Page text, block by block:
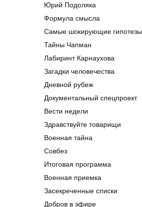
Юрий Подоляка
Формула смысла
Самые шокирующие гипотезы
Тайны Чапман
Лабиринт Карнаухова
Загадки человечества
Дневной рубеж
Документальный спецпроект
Вести недели
Здравствуйте товарищи
Военная тайна
Совбез
Итоговая программа
Военная приемка
Засекреченные списки
Добров в эфире